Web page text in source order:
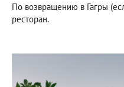
По возвращению в Гагры
ресторан.